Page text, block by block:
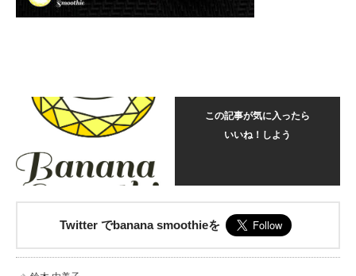
この記事が気に入ったら
いいね！しよう
Twitter でbanana smoothieを